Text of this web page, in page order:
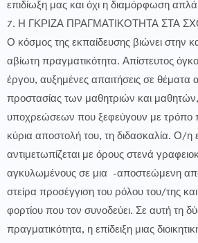
επιδίωξη μας και όχι η διαμόρφωση απλά
7. Η ΓΚΡΙΖΑ ΠΡΑΓΜΑΤΙΚΟΤΗΤΑ ΣΤΑ
Ο κόσμος της εκπαίδευσης βιώνει στην
αβίωτη πραγματικότητα. Απίστευτος
έργου, αυξημένες απαιτήσεις σε θέματα
προστασίας των μαθητριών και
υποχρεώσεων που ξεφεύγουν με
κύρια αποστολή του, τη διδασκαλία. Ο/η
αντιμετωπίζεται με όρους στενά
αγκυλωμένους σε μια -αποστεώμενη από
στείρα προσέγγιση του ρόλου του/της
φορτίου που τον συνοδεύει. Σε αυτή τη
πραγματικότητα, η επίδειξη μιας